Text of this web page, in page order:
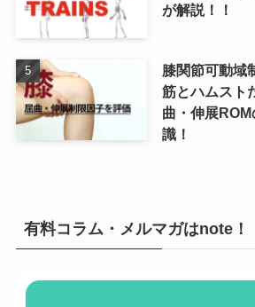
が解説！！
膝関節可動域
筋とハムスト
曲・伸展
識！
有料コラム・メルマガはnote！